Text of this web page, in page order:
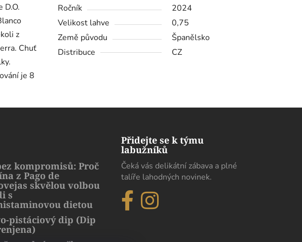
D.O.
z
Chuť
je 8
Ročník
2024
Velikost lahve
0,75
Země původu
Španělsko
Distribuce
CZ
kompromisů: Proč
z Pago de
skvělou volbou
s
dietou
pistáciový dip (Dip
Přidejte se k týmu
labužníků
Čeká vás delikátní zábava a plné
talíře lahodných novinek.